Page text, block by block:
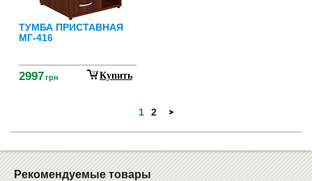
ТУМБА ПРИСТАВНАЯ
МГ-416
2997грн Купить
1 2
Рекомендуемые товары